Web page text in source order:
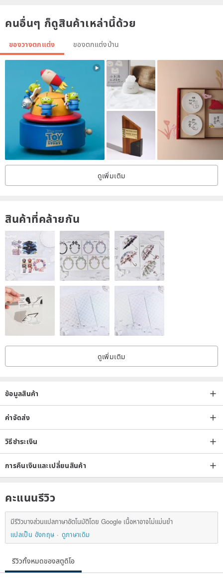
คนอื่นๆ ก็ดูสินค้าเหล่านี้ด้วย
ของวางตกแต่ง ของตกแต่งบ้าน
ดูเพิ่มเติม
สินค้าที่คล้ายกัน
ดูเพิ่มเติม
ข้อมูลสินค้า
ค่าจัดส่ง
วิธีชำระเงิน
การคืนเงินและเปลี่ยนสินค้า
คะแนนรีวิว
มีรีวิวบางส่วนแปลภาษาอัตโนมัติโดย Google เนื้อหาอาจไม่แม่นยำ
แปลเป็น อังกฤษ
ดูภาษาเดิม
รีวิวทั้งหมดของสตูดิโอ